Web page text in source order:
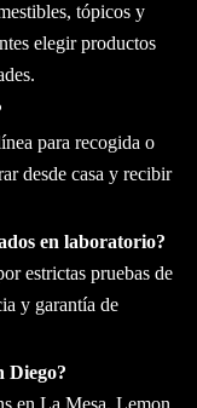
tópicos y
elegir productos
para recogida o
desde casa y recibir
en laboratorio?
estrictas pruebas de
y garantía de
Diego?
en La Mesa, Lemon